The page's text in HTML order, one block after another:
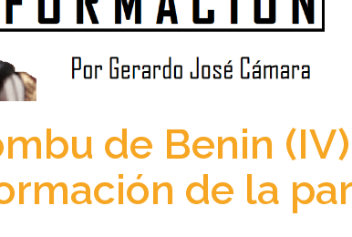
de Benin
de la